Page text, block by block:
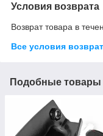
Условия возврата
Возврат товара в
Все условия
Подобные товары